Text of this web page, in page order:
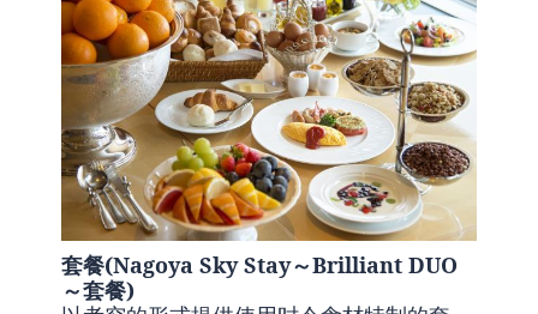
套餐(Nagoya Sky Stay～Brilliant DUO
～套餐)